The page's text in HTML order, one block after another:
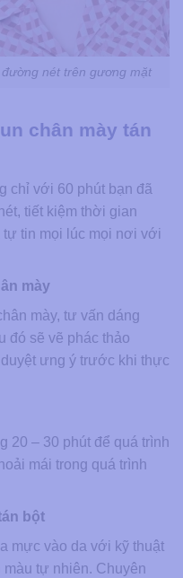
nét trên gương mặt
chân mày tán
chỉ với 60 phút bạn đã
tiết kiệm thời gian
tin mọi lúc mọi nơi với
mày
mày, tư vấn dáng
đó sẽ vẽ phác thảo
ưng ý trước khi thực
20 – 30 phút để quá trình
mái trong quá trình
bột
mực vào da với kỹ thuật
tự nhiên. Chuyên